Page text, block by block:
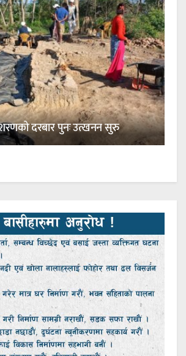
दरबार पुनः उत्खनन सुरु